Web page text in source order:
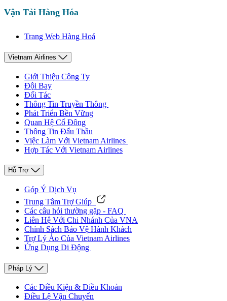
Vận Tải Hàng Hóa
Trang Web Hàng Hoá
Vietnam Airlines
Giới Thiệu Công Ty
Đội Bay
Đối Tác
Thông Tin Truyền Thông
Phát Triển Bền Vững
Quan Hệ Cổ Đông
Thông Tin Đấu Thầu
Việc Làm Với Vietnam Airlines
Hợp Tác Với Vietnam Airlines
Hỗ Trợ
Góp Ý Dịch Vụ
Trung Tâm Trợ Giúp
Các câu hỏi thường gặp - FAQ
Liên Hệ Với Chi Nhánh Của VNA
Chính Sách Bảo Vệ Hành Khách
Trợ Lý Ảo Của Vietnam Airlines
Ứng Dụng Di Động
Pháp Lý
Các Điều Kiện & Điều Khoản
Điều Lệ Vận Chuyển